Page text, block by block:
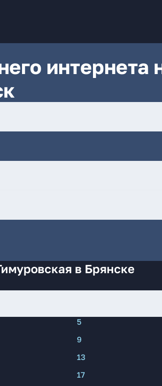
интернета
в Брянске
5
9
13
17